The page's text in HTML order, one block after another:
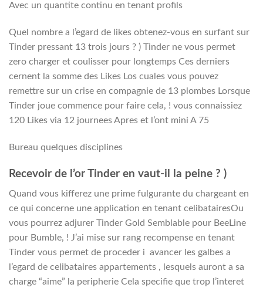
Avec un quantite continu en tenant profils
Quel nombre a l’egard de likes obtenez-vous en surfant sur
Tinder pressant 13 trois jours ? ) Tinder ne vous permet
zero charger et coulisser pour longtemps Ces derniers
cernent la somme des Likes Los cuales vous pouvez
remettre sur un crise en compagnie de 13 plombes Lorsque
Tinder joue commence pour faire cela, ! vous connaissiez
120 Likes via 12 journees Apres et l’ont mini A 75
Bureau quelques disciplines
Recevoir de l’or Tinder en vaut-il la peine ? )
Quand vous kifferez une prime fulgurante du chargeant en
ce qui concerne une application en tenant celibatairesOu
vous pourrez adjurer Tinder Gold Semblable pour BeeLine
pour Bumble, ! J’ai mise sur rang recompense en tenant
Tinder vous permet de proceder i avancer les galbes a
l’egard de celibataires appartements , lesquels auront a sa
charge “aime” la peripherie Cela specifie que trop l’interet